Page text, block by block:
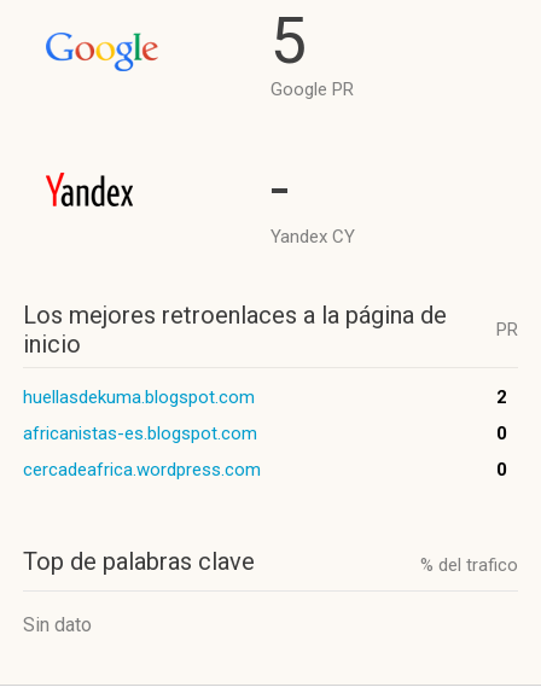
5
Google PR
-
Yandex CY
Los mejores retroenlaces a la página de
inicio
PR
huellasdekuma.blogspot.com
2
africanistas-es.blogspot.com
0
cercadeafrica.wordpress.com
0
Top de palabras clave % del trafico
Sin dato